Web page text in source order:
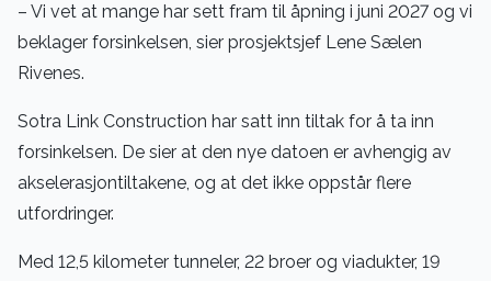
– Vi vet at mange har sett fram til åpning i juni 2027 og vi
beklager forsinkelsen, sier prosjektsjef Lene Sælen
Rivenes.
Sotra Link Construction har satt inn tiltak for å ta inn
forsinkelsen. De sier at den nye datoen er avhengig av
akselerasjontiltakene, og at det ikke oppstår flere
utfordringer.
Med 12,5 kilometer tunneler, 22 broer og viadukter, 19